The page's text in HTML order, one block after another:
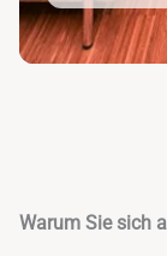
Warum Sie sich